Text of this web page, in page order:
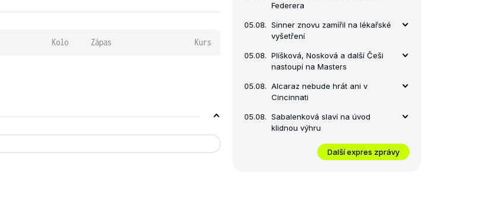
Kolo Zápas Kurs
Federera
05.08. Sinner znovu zamířil na lékařské
vyšetření
05.08. Plíšková, Nosková a další Češi
nastoupí na Masters
05.08. Alcaraz nebude hrát ani v
Cincinnati
05.08. Sabalenková slaví na úvod
klidnou výhru
Další expres zprávy